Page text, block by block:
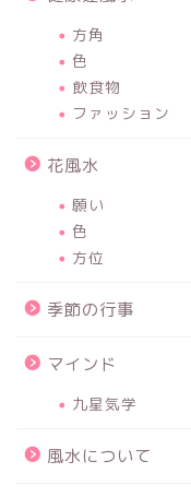
方角
色
飲食物
ファッション
花風水
願い
色
方位
季節の行事
マインド
九星気学
風水について